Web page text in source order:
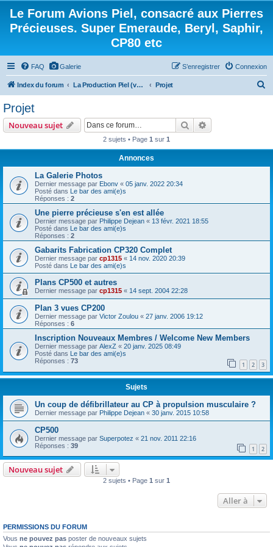
Le Forum Avions Piel, consacré aux Pierres
Précieuses. Super Emeraude, Beryl, Saphir,
CP80 etc
FAQ Galerie Connexion
S’enregistrer
Index du forum La Production Piel (vos questions, vos réponses) Projet
Projet
Nouveau sujet Rechercher
2 sujets • Page 1 sur 1
Annonces
La Galerie Photos
Dernier message par Ebonv « 05 janv. 2022 20:34
Posté dans Le bar des ami(e)s
Réponses : 2
Une pierre précieuse s'en est allée
Dernier message par Philippe Dejean « 13 févr. 2021 18:55
Posté dans Le bar des ami(e)s
Réponses : 2
Gabarits Fabrication CP320 Complet
Dernier message par cp1315 « 14 nov. 2020 20:39
Posté dans Le bar des ami(e)s
Plans CP500 et autres
Dernier message par cp1315 « 14 sept. 2004 22:28
Plan 3 vues CP200
Dernier message par Victor Zoulou « 27 janv. 2006 19:12
Réponses : 6
Inscription Nouveaux Membres / Welcome New Members
Dernier message par AlexZ « 20 janv. 2025 08:49
Posté dans Le bar des ami(e)s
Réponses : 73 1 2 3
Sujets
Un coup de défibrillateur au CP à propulsion musculaire ?
Dernier message par Philippe Dejean « 30 janv. 2015 10:58
CP500
Dernier message par Superpotez « 21 nov. 2011 22:16
Réponses : 39 1 2
Nouveau sujet
2 sujets • Page 1 sur 1
Aller à
PERMISSIONS DU FORUM
Vous ne pouvez pas poster de nouveaux sujets